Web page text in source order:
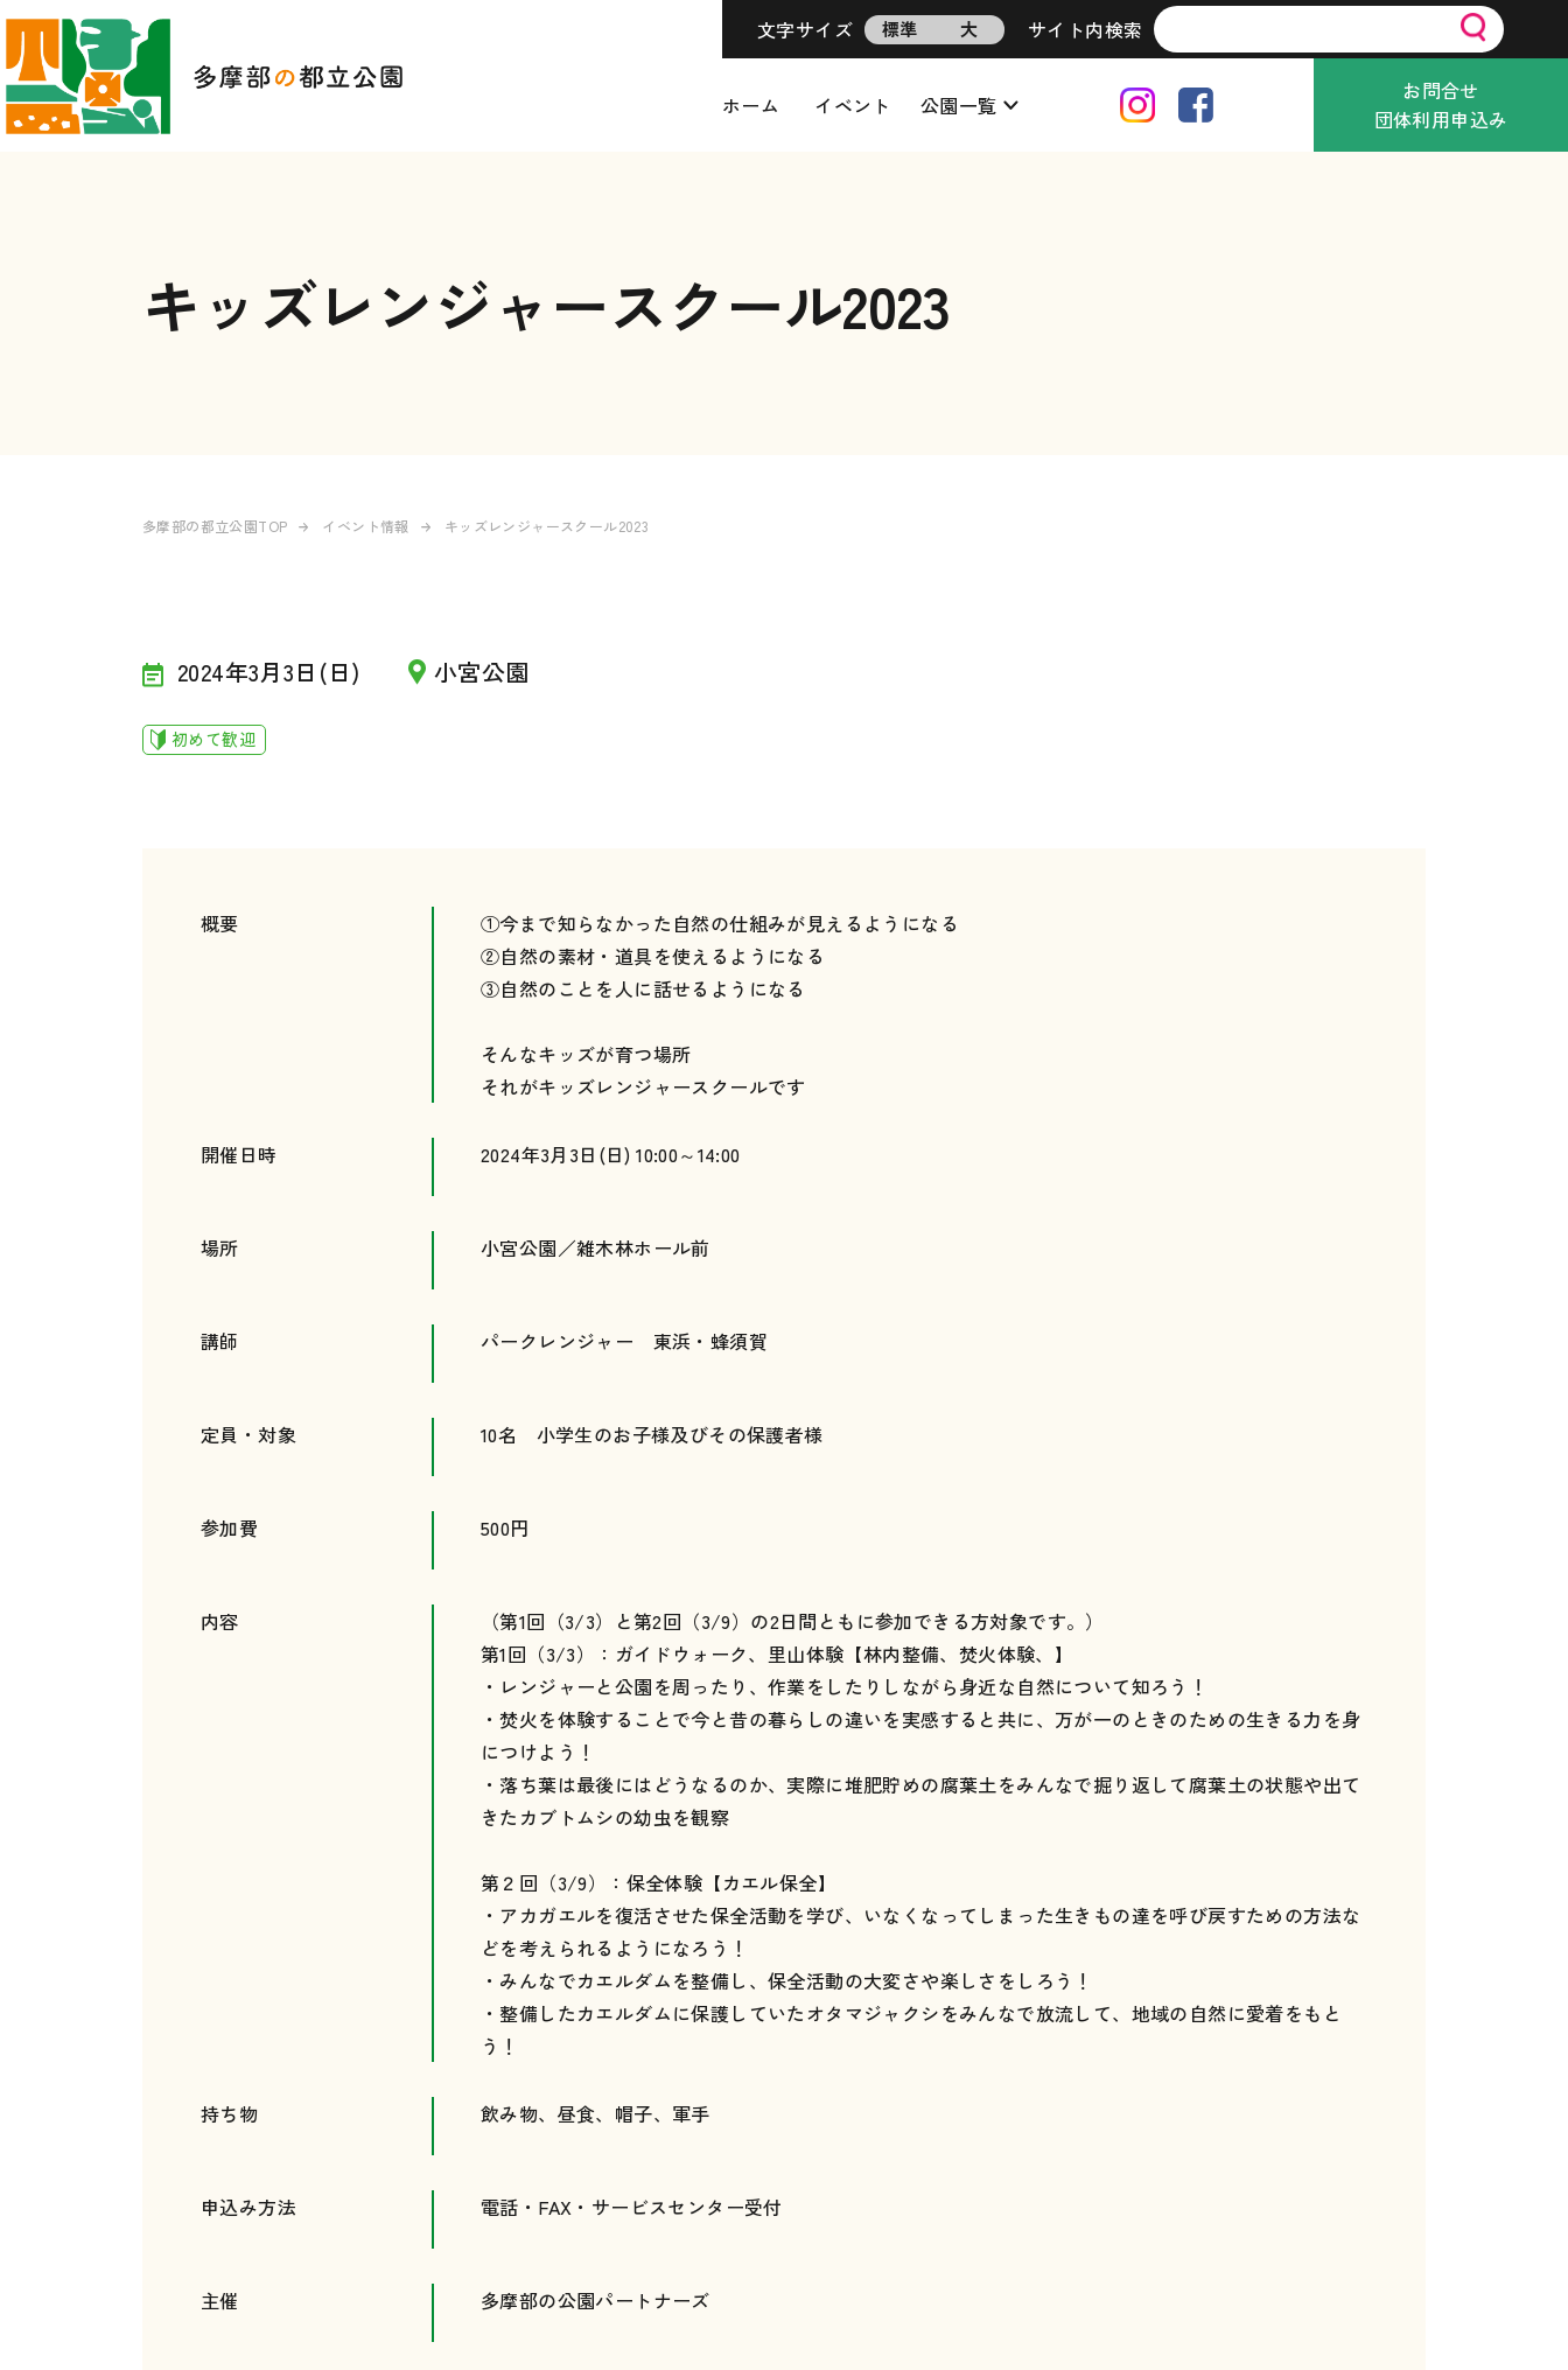
文字サイズ 標準 大 サイト内検索
ホーム イベント 公園一覧
お問合せ
団体利用申込み
キッズレンジャースクール2023
多摩部の都立公園TOP イベント情報 キッズレンジャースクール2023
2024年3月3日(日) 小宮公園
初めて歓迎
概要
①今まで知らなかった自然の仕組みが見えるようになる
②自然の素材・道具を使えるようになる
③自然のことを人に話せるようになる
そんなキッズが育つ場所
それがキッズレンジャースクールです
開催日時 2024年3月3日(日) 10:00～14:00
場所 小宮公園／雑木林ホール前
講師 パークレンジャー 東浜・蜂須賀
定員・対象 10名 小学生のお子様及びその保護者様
参加費 500円
内容
（第1回（3/3）と第2回（3/9）の2日間ともに参加できる方対象です。）
第1回（3/3）：ガイドウォーク、里山体験【林内整備、焚火体験、】
・レンジャーと公園を周ったり、作業をしたりしながら身近な自然について知ろう！
・焚火を体験することで今と昔の暮らしの違いを実感すると共に、万が一のときのための生きる力を身
につけよう！
・落ち葉は最後にはどうなるのか、実際に堆肥貯めの腐葉土をみんなで掘り返して腐葉土の状態や出て
きたカブトムシの幼虫を観察
第２回（3/9）：保全体験【カエル保全】
・アカガエルを復活させた保全活動を学び、いなくなってしまった生きもの達を呼び戻すための方法な
どを考えられるようになろう！
・みんなでカエルダムを整備し、保全活動の大変さや楽しさをしろう！
・整備したカエルダムに保護していたオタマジャクシをみんなで放流して、地域の自然に愛着をもと
う！
持ち物 飲み物、昼食、帽子、軍手
申込み方法 電話・FAX・サービスセンター受付
主催 多摩部の公園パートナーズ